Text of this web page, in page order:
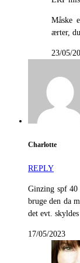
Måske
ærter,
23/05/
Charlotte
REPLY
Ginzing spf
bruge den da
det evt.
17/05/2023